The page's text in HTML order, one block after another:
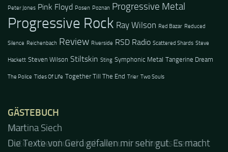
Peter Jones Pink Floyd Posen Poznan Progressive Metal
Progressive Rock Ray Wilson Red Bazar Reduced
Silence Reichenbach Review Riverside RSD Radio Scattered Shards Steve
Hackett Steven Wilson Stiltskin Sting Symphonic Metal Tangerine Dream
The Police Tides Of Life Together Till The End Trier Two Souls
GÄSTEBUCH
Jacel
Guten Abend und auch von uns nochmals besten